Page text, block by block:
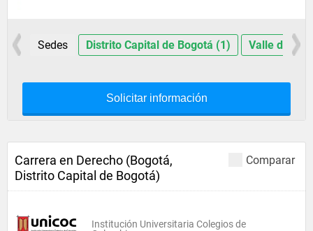
Sedes Distrito Capital de Bogotá (1) Valle del
Solicitar información
Comparar
Carrera en Derecho (Bogotá,
Distrito Capital de Bogotá)
Institución Universitaria Colegios de